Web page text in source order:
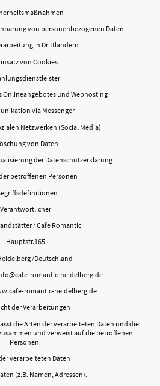
von personenbezogenen Daten
in Drittländern
von Cookies
Onlineangebotes und Webhosting
via Messenger
Netzwerken (Social Media)
von Daten
der Datenschutzerklärung
betroffenen Personen
Verantwortlicher
/ Cafe Romantic
Hauptstr.165
/Deutschland
romantic-heidelberg.de
romantic-heidelberg.de
der Verarbeitungen
die Arten der verarbeiteten Daten und die
und verweist auf die betroffenen
Personen.
verarbeiteten Daten
(z.B. Namen, Adressen).